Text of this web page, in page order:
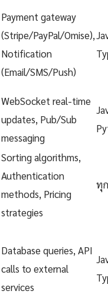
Payment gateway
(Stripe/PayPal/Omise),
Notification
(Email/SMS/Push)
WebSocket real-time
updates, Pub/Sub
messaging
Sorting algorithms,
Authentication
methods, Pricing
strategies
ทุ
Database queries, API
calls to external
services